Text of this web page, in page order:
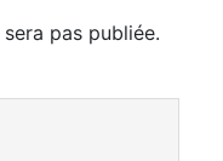
pas publiée.